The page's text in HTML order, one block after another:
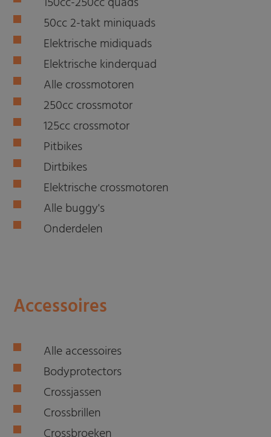
50cc 2-takt miniquads
Elektrische midiquads
Elektrische kinderquad
Alle crossmotoren
250cc crossmotor
125cc crossmotor
Pitbikes
Dirtbikes
Elektrische crossmotoren
Alle buggy's
Onderdelen
Accessoires
Alle accessoires
Bodyprotectors
Crossjassen
Crossbrillen